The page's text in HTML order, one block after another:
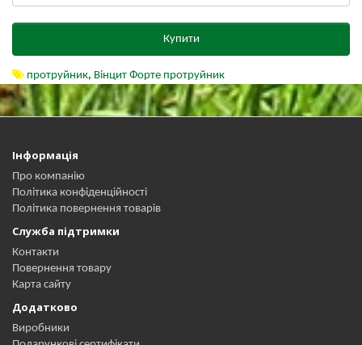
Купити
протруйник, Вінцит Форте протруйник
Інформація
Про компанію
Політика конфіденційності
Політика повернення товарів
Служба підтримки
Контакти
Повернення товару
Карта сайту
Додатково
Виробники